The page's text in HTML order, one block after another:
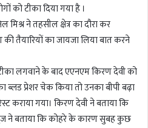
को टीका दिया गया है ।
मिश्र ने तहसील क्षेत्र का दौरा कर
तैयारियों का जायजा लिया बात करने
लगवाने के बाद एएनएम किरण देवी को
प्रेशर चेक किया तो उनका बीपी बढ़ा
कराया गया। किरण देवी ने बताया कि
ने बताया कि कोहरे के कारण सुबह कुछ